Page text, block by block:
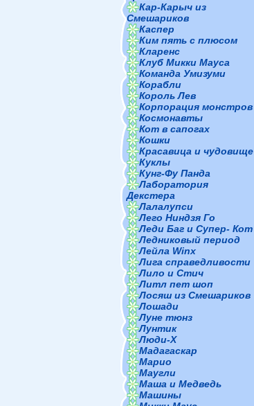
Кар-Карыч из
Смешариков
Каспер
Ким пять с плюсом
Кларенс
Клуб Микки Мауса
Команда Умизуми
Корабли
Король Лев
Корпорация монстров
Космонавты
Кот в сапогах
Кошки
Красавица и чудовище
Куклы
Кунг-Фу Панда
Лаборатория
Декстера
Лалалупси
Лего Ниндзя Го
Леди Баг и Супер- Кот
Ледниковый период
Лейла Winx
Лига справедливости
Лило и Стич
Литл пет шоп
Лосяш из Смешариков
Лошади
Луне тюнз
Лунтик
Люди-Х
Мадагаскар
Марио
Маугли
Маша и Медведь
Машины